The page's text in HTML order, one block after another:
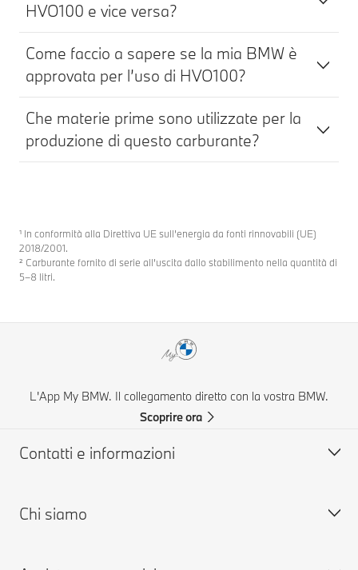
HVO100 e vice versa?​
Come faccio a sapere se la mia BMW è
approvata per l’uso di HVO100?
Che materie prime sono utilizzate per la
produzione di questo carburante?
¹ In conformità alla Direttiva UE sull’energia da fonti rinnovabili (UE)
2018/2001.
² Carburante fornito di serie all’uscita dallo stabilimento nella quantità di
5–8 litri.
L'App My BMW. Il collegamento diretto con la vostra BMW.
Scoprire ora
Contatti e informazioni
Aiuto & Contatti
Chi siamo